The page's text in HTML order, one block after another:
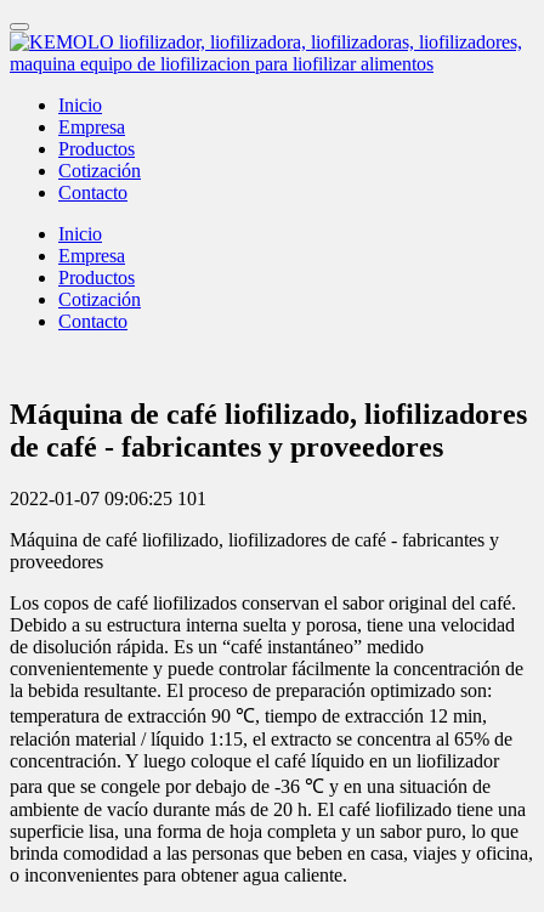
Inicio
Empresa
Productos
Cotización
Contacto
Inicio
Empresa
Productos
Cotización
Contacto
Máquina de café liofilizado, liofilizadores
de café - fabricantes y proveedores
2022-01-07 09:06:25 101
Máquina de café liofilizado, liofilizadores de café - fabricantes y
proveedores
Los copos de café liofilizados conservan el sabor original del café.
Debido a su estructura interna suelta y porosa, tiene una velocidad
de disolución rápida. Es un “café instantáneo” medido
convenientemente y puede controlar fácilmente la concentración de
la bebida resultante. El proceso de preparación optimizado son:
temperatura de extracción 90 ℃, tiempo de extracción 12 min,
relación material / líquido 1:15, el extracto se concentra al 65% de
concentración. Y luego coloque el café líquido en un liofilizador
para que se congele por debajo de -36 ℃ y en una situación de
ambiente de vacío durante más de 20 h. El café liofilizado tiene una
superficie lisa, una forma de hoja completa y un sabor puro, lo que
brinda comodidad a las personas que beben en casa, viajes y oficina,
o inconvenientes para obtener agua caliente.